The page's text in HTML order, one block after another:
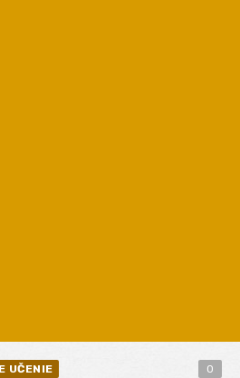
UČENIE 0